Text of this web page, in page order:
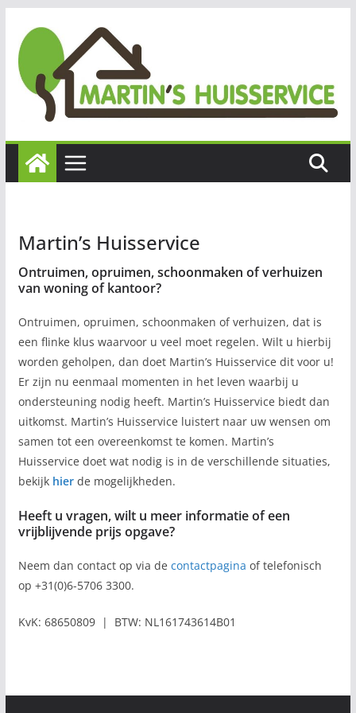
naar
de
inhoud
Martin’s Huisservice
Ontruimen, opruimen, schoonmaken of verhuizen
van woning of kantoor?
Ontruimen, opruimen, schoonmaken of verhuizen, dat is
een flinke klus waarvoor u veel moet regelen. Wilt u hierbij
worden geholpen, dan doet Martin’s Huisservice dit voor u!
Er zijn nu eenmaal momenten in het leven waarbij u
ondersteuning nodig heeft. Martin’s Huisservice biedt dan
uitkomst. Martin’s Huisservice luistert naar uw wensen om
samen tot een overeenkomst te komen. Martin’s
Huisservice doet wat nodig is in de verschillende situaties,
bekijk hierde mogelijkheden.
Heeft u vragen, wilt u meer informatie of een
vrijblijvende prijs opgave?
Neem dan contact op via de contactpagina of telefonisch
op +31(0)6-5706 3300.
KvK: 68650809 | BTW: NL161743614B01